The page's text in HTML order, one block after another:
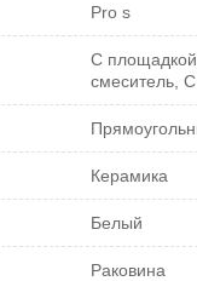
Pro s
С площадкой
смеситель,
Керамика
Белый
Раковина